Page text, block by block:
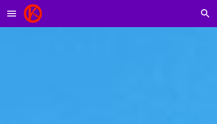
Skip to main content Skip to navigation